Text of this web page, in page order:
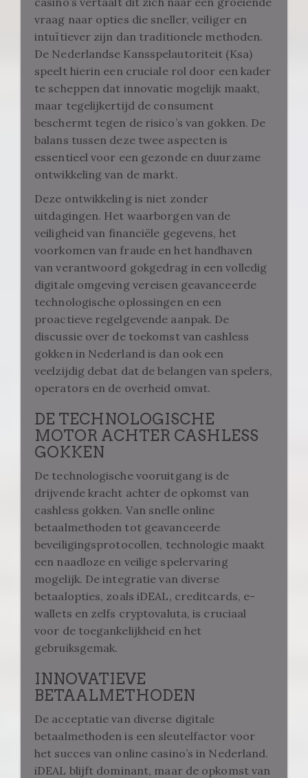
vraag naar opties die sneller, veiliger en
intuïtiever zijn dan traditionele methoden.
De Nederlandse Kansspelautoriteit (Ksa)
speelt hierin een cruciale rol door een kader
te scheppen dat innovatie mogelijk maakt,
maar tegelijkertijd de consument
beschermt tegen de risico’s van gokken. De
balans tussen deze twee aspecten is
essentieel voor een gezonde en duurzame
ontwikkeling van de markt.
Deze ontwikkeling is niet zonder
uitdagingen. Het waarborgen van de
veiligheid van financiële gegevens, het
voorkomen van fraude en het handhaven
van verantwoord gokgedrag in een volledig
digitale omgeving vereisen geavanceerde
technologische oplossingen en een
proactieve regelgevende aanpak. De
discussie over de toekomst van cashless
gokken in Nederland is dan ook een
veelzijdig debat dat de belangen van spelers,
operators en de overheid omvat.
DE TECHNOLOGISCHE
MOTOR ACHTER CASHLESS
GOKKEN
De technologische vooruitgang is de
drijvende kracht achter de opkomst van
cashless gokken. Van snelle online
betaalmethoden tot geavanceerde
beveiligingsprotocollen, technologie maakt
een naadloze en veilige spelervaring
mogelijk. De integratie van diverse
betaalopties, zoals iDEAL, creditcards, e-
wallets en zelfs cryptovaluta, is cruciaal
voor de toegankelijkheid en het
gebruiksgemak.
INNOVATIEVE
BETAALMETHODEN
De acceptatie van diverse digitale
betaalmethoden is een sleutelfactor voor
het succes van online casino’s in Nederland.
iDEAL blijft dominant, maar de opkomst van